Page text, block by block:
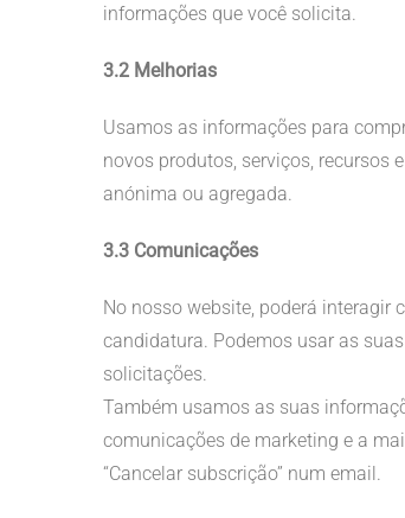
informações que você solicita.
3.2 Melhorias
Usamos as informações para
novos produtos, serviços, recursos
anónima ou agregada.
3.3 Comunicações
No nosso website, poderá interagir
candidatura. Podemos usar as
solicitações.
Também usamos as suas
comunicações de marketing e a
“Cancelar subscrição” num email.